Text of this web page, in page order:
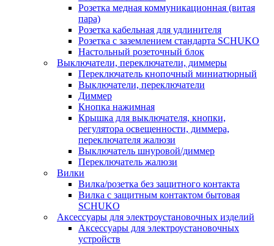
Розетка медная коммуникационная (витая
пара)
Розетка кабельная для удлинителя
Розетка с заземлением стандарта SCHUKO
Настольный розеточный блок
Выключатели, переключатели, диммеры
Переключатель кнопочный миниатюрный
Выключатели, переключатели
Диммер
Кнопка нажимная
Крышка для выключателя, кнопки,
регулятора освещенности, диммера,
переключателя жалюзи
Выключатель шнуровой/диммер
Переключатель жалюзи
Вилки
Вилка/розетка без защитного контакта
Вилка с защитным контактом бытовая
SCHUKO
Аксессуары для электроустановочных изделий
Аксессуары для электроустановочных
устройств